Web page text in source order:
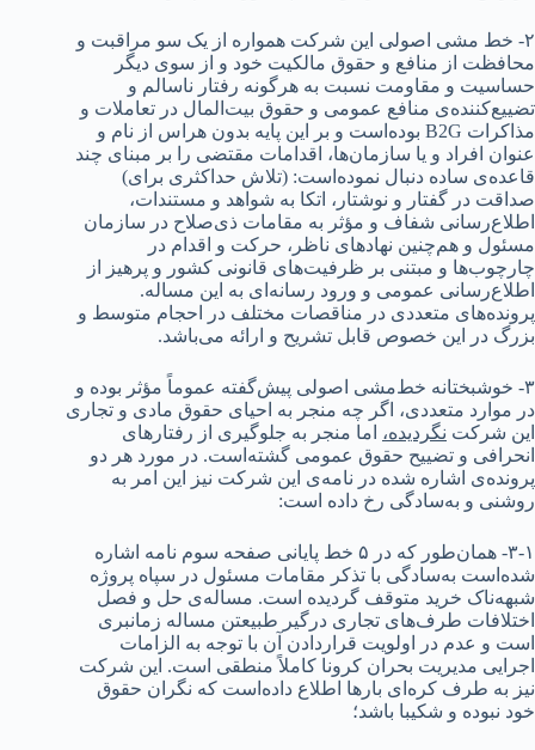
۲- خط مشی اصولی این شرکت همواره از یک سو مراقبت و
محافظت از منافع و حقوق مالکیت خود و از سوی دیگر
حساسیت و مقاومت نسبت به هرگونه رفتار ناسالم و
تضییع‌کننده‌ی منافع عمومی و حقوق بیت‌المال در تعاملات و
مذاکرات B2G بوده‌است و بر این پایه بدون هراس از نام و
عنوان افراد و یا سازمان‌ها، اقدامات مقتضی را بر مبنای چند
قاعده‌ی ساده دنبال نموده‌است: (تلاش حداکثری برای)
صداقت در گفتار و نوشتار، اتکا به شواهد و مستندات،
اطلاع‌رسانی شفاف و مؤثر به مقامات ذی‌صلاح در سازمان
مسئول و هم‌چنین نهادهای ناظر، حرکت و اقدام در
چارچوب‌ها و مبتنی بر ظرفیت‌های قانونی کشور و پرهیز از
اطلاع‌رسانی عمومی و ورود رسانه‌ای به این مساله.
پرونده‌های متعددی در مناقصات مختلف در احجام متوسط و
بزرگ در این خصوص قابل تشریح و ارائه می‌باشد.
۳- خوشبختانه خط‌مشی اصولی پیش‌گفته عموماً مؤثر بوده و
در موارد متعددی، اگر چه منجر به احیای حقوق مادی و تجاری
این شرکت نگردیده، اما منجر به جلوگیری از رفتارهای
انحرافی و تضییح حقوق عمومی گشته‌است. در مورد هر دو
پرونده‌ی اشاره شده در نامه‌ی این شرکت نیز این امر به
روشنی و به‌سادگی رخ داده است:
۳-۱- همان‌طور که در ۵ خط پایانی صفحه سوم نامه اشاره
شده‌است به‌سادگی با تذکر مقامات مسئول در سپاه پروژه
شبهه‌ناک خرید متوقف گردیده است. مساله‌ی حل و فصل
اختلافات طرف‌های تجاری درگیر طبیعتن مساله زمانبری
است و عدم در اولویت قراردادن آن با توجه به الزامات
اجرایی مدیریت بحران کرونا کاملاً منطقی است. این شرکت
نیز به طرف کره‌ای بارها اطلاع داده‌است که نگران حقوق
خود نبوده و شکیبا باشد؛